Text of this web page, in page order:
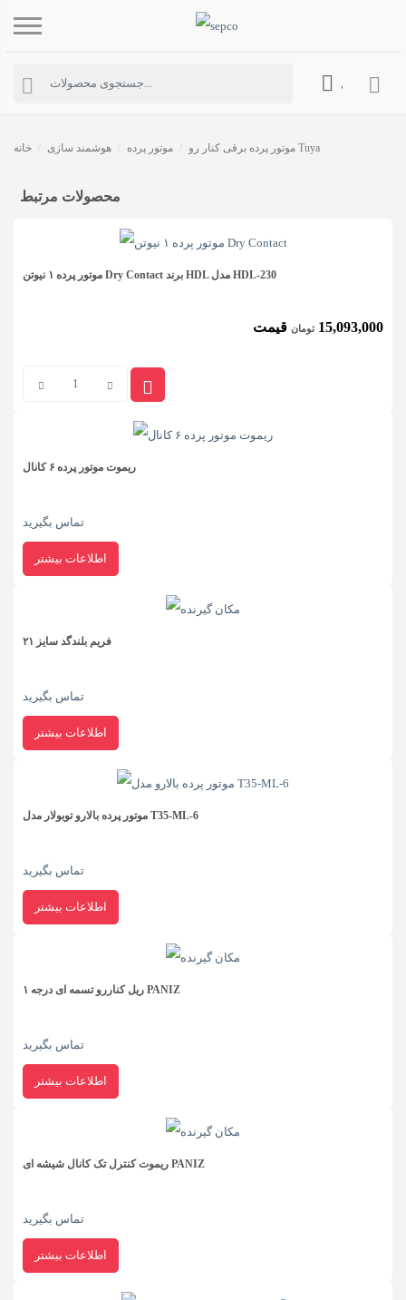
کاربری
خانه هوشمند سازی موتور پرده موتور پرده برقی کنار رو Tuya
محصولات مرتبط
موتور پرده ۱ نیوتن Dry Contact برند HDL مدل HDL-230
15,093,000 تومان
موتور
نیوتن
Contact
برند
HDL-
عدد
ریموت موتور پرده ۶ کانال
تماس بگیرید
اطلاعات بیشتر
فریم بلندگد سایز ۲۱
تماس بگیرید
اطلاعات بیشتر
موتور پرده بالارو توبولار مدل T35-ML-6
تماس بگیرید
اطلاعات بیشتر
ریل کناررو تسمه ای درجه ۱ PANIZ
تماس بگیرید
اطلاعات بیشتر
ریموت کنترل تک کانال شیشه ای PANIZ
تماس بگیرید
اطلاعات بیشتر